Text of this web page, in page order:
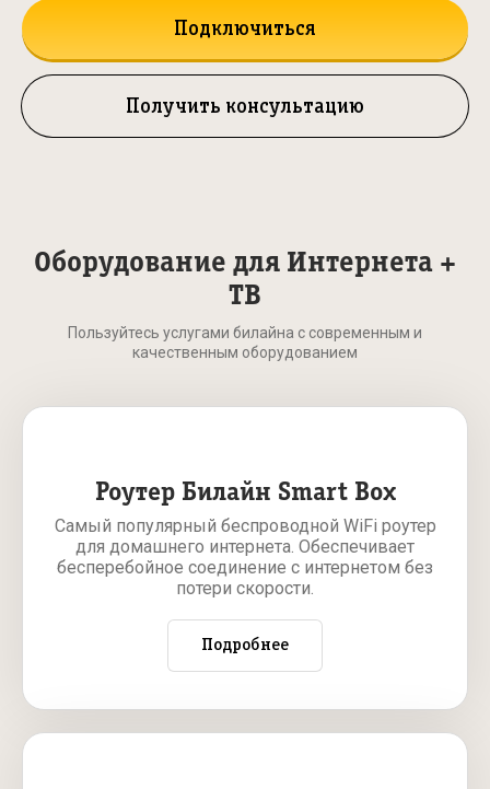
Подключиться
Получить консультацию
Оборудование для Интернета +
ТВ
Пользуйтесь услугами билайна с современным и
качественным оборудованием
Роутер Билайн Smart Box
Самый популярный беспроводной WiFi роутер
для домашнего интернета. Обеспечивает
бесперебойное соединение с интернетом без
потери скорости.
Подробнее